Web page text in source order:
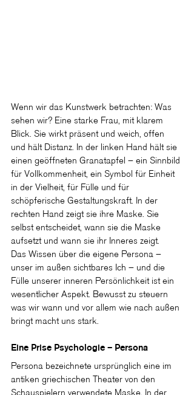
Wenn wir das Kunstwerk betrachten: Was
sehen wir? Eine starke Frau, mit klarem
Blick. Sie wirkt präsent und weich, offen
und hält Distanz. In der linken Hand hält sie
einen geöffneten Granatapfel – ein Sinnbild
für Vollkommenheit, ein Symbol für Einheit
in der Vielheit, für Fülle und für
schöpferische Gestaltungskraft. In der
rechten Hand zeigt sie ihre Maske. Sie
selbst entscheidet, wann sie die Maske
aufsetzt und wann sie ihr Inneres zeigt.
Das Wissen über die eigene Persona –
unser im außen sichtbares Ich – und die
Fülle unserer inneren Persönlichkeit ist ein
wesentlicher Aspekt. Bewusst zu steuern
was wir wann und vor allem wie nach außen
bringt macht uns stark.
Eine Prise Psychologie – Persona
Persona bezeichnete ursprünglich eine im
antiken griechischen Theater von den
Schauspielern verwendete Maske. In der